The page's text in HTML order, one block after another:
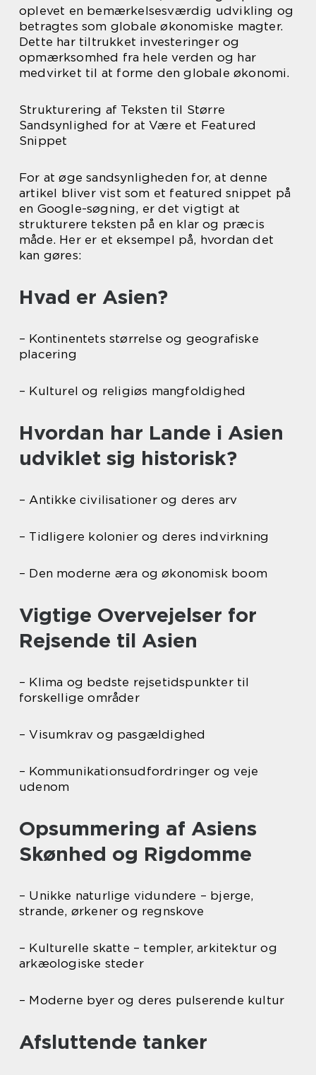
oplevet en bemærkelsesværdig udvikling og
betragtes som globale økonomiske magter.
Dette har tiltrukket investeringer og
opmærksomhed fra hele verden og har
medvirket til at forme den globale økonomi.
Strukturering af Teksten til Større
Sandsynlighed for at Være et Featured
Snippet
For at øge sandsynligheden for, at denne
artikel bliver vist som et featured snippet på
en Google-søgning, er det vigtigt at
strukturere teksten på en klar og præcis
måde. Her er et eksempel på, hvordan det
kan gøres:
Hvad er Asien?
– Kontinentets størrelse og geografiske
placering
– Kulturel og religiøs mangfoldighed
Hvordan har Lande i Asien
udviklet sig historisk?
– Antikke civilisationer og deres arv
– Tidligere kolonier og deres indvirkning
– Den moderne æra og økonomisk boom
Vigtige Overvejelser for
Rejsende til Asien
– Klima og bedste rejsetidspunkter til
forskellige områder
– Visumkrav og pasgældighed
– Kommunikationsudfordringer og veje
udenom
Opsummering af Asiens
Skønhed og Rigdomme
– Unikke naturlige vidundere – bjerge,
strande, ørkener og regnskove
– Kulturelle skatte – templer, arkitektur og
arkæologiske steder
– Moderne byer og deres pulserende kultur
Afsluttende tanker